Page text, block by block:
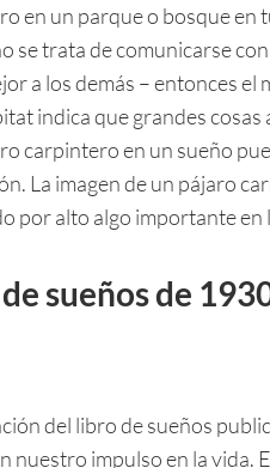
en un parque o bosque
se trata de comunicarse
a los demás – entonces el
indica que grandes cosas
carpintero en un sueño
La imagen de un pájaro
por alto algo importante en
sueños de
del libro de sueños
nuestro impulso en la vida.